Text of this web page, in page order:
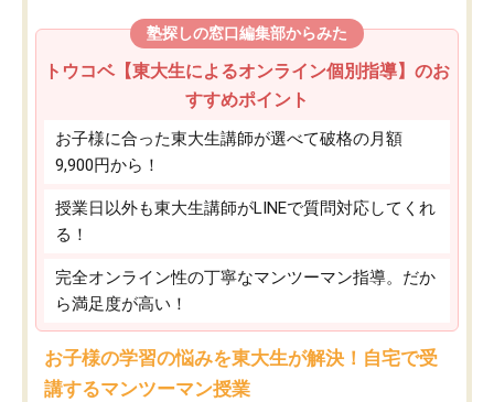
塾探しの窓口編集部からみた
トウコベ【東大生によるオンライン個別指導】のお
すすめポイント
お子様に合った東大生講師が選べて破格の月額
9,900円から！
授業日以外も東大生講師がLINEで質問対応してくれ
る！
完全オンライン性の丁寧なマンツーマン指導。だか
ら満足度が高い！
お子様の学習の悩みを東大生が解決！自宅で受
講するマンツーマン授業